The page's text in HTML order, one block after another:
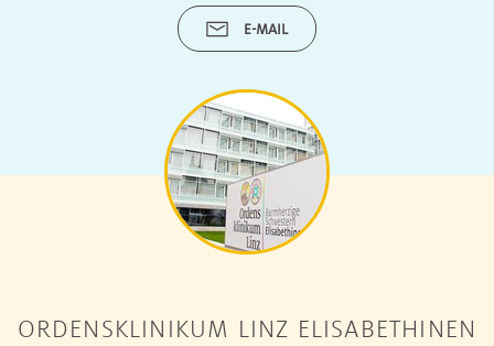
E-MAIL
ORDENSKLINIKUM LINZ ELISABETHINEN